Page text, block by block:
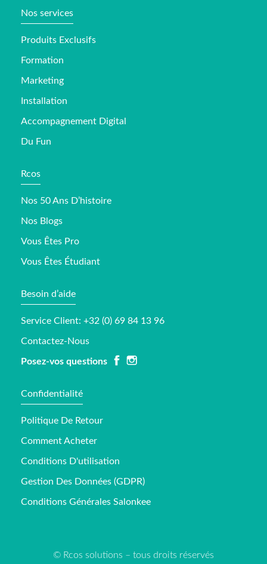
Nos services
Produits Exclusifs
Formation
Marketing
Installation
Accompagnement Digital
Du Fun
Rcos
Nos 50 Ans D’histoire
Nos Blogs
Vous Êtes Pro
Vous Êtes Étudiant
Besoin d’aide
Service Client: +32 (0) 69 84 13 96
Contactez-Nous
Posez-vos questions
Confidentialité
Politique De Retour
Comment Acheter
Conditions D'utilisation
Gestion Des Données (GDPR)
Conditions Générales Salonkee
© Rcos solutions – tous droits réservés